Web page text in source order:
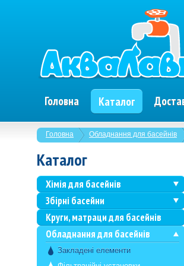
Головна Каталог
Головна Обладнання для басейнів
Каталог
Хімія для басейнів
Збірні басейни
Круги, матраци для басейнів
Обладнання для басейнів
Закладені елементи